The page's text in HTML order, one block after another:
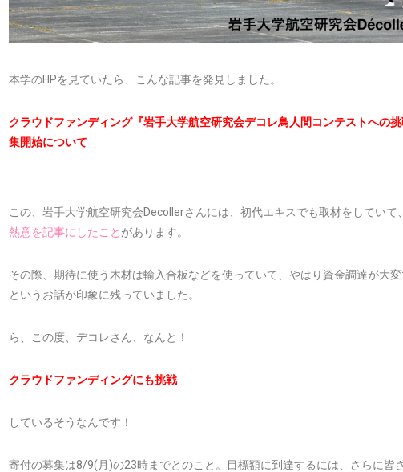
本学のHPを見ていたら、こんな記事を発見しました。
クラウドファンディング『岩手大学航空研究会デコレ鳥人間コンテストへの
集開始について
この、岩手大学航空研究会Decollerさんには、初代エキスでも取材をしていて
熱意を記事にしたこと があります。
その際、期待に使う木材は輸入合板などを使っていて、やはり資金調達が大
というお話が印象に残っていました。
ら、この度、デコレさん、なんと！
クラウドファンディングにも挑戦
しているそうなんです！
寄付の募集は8/9(月)の23時までとのこと。目標額に到達するには、さらに皆